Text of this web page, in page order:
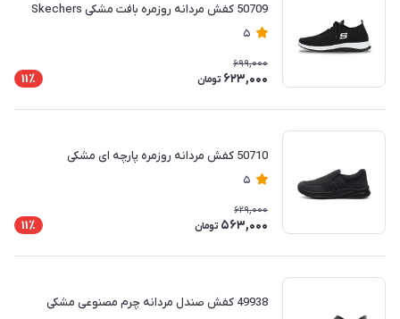
50709 کفش مردانه روزمره بافت مشکی Skechers
5
699,000
623,000 تومان 11٪
50710 کفش مردانه روزمره پارچه ای مشکی
5
629,000
563,000 تومان 11٪
49938 کفش صندل مردانه چرم مصنوعی مشکی